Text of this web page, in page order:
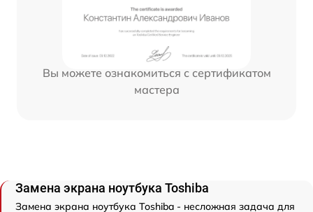
Вы можете ознакомиться с сертификатом
мастера
Замена экрана ноутбука Toshiba
Замена экрана ноутбука Toshiba - несложная задача для